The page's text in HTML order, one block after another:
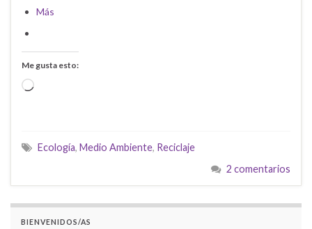
Más
Me gusta esto:
Cargando...
Ecología, Medio Ambiente, Reciclaje
2 comentarios
BIENVENIDOS/AS